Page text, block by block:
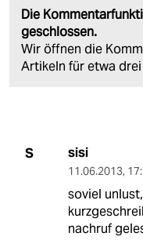
Die
geschlossen.
Wir öffnen die
Artikeln für etwa drei
S sisi
11.06.2013,
soviel
nachruf